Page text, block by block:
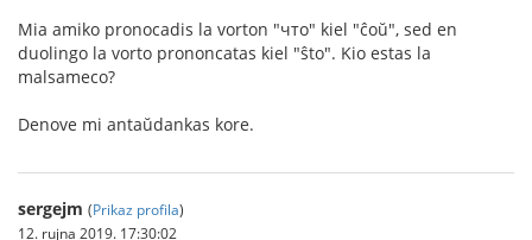
Mia amiko pronocadis la vorton "что" kiel "ĉoŭ", sed en
duolingo la vorto prononcatas kiel "ŝto". Kio estas la
malsameco?
Denove mi antaŭdankas kore.
sergejm (Prikaz profila)
12. rujna 2019. 17:30:02